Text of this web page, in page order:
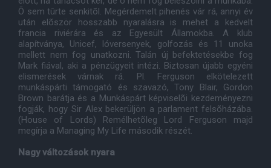
Õ sem tûrte senkitõl. Megérdemelt pihenés vár rá, annyi év
után elõször hosszabb nyaralásra is mehet a kedvelt
francia riviérára és az Egyesült Államokba. A klub
alapítványa, Unicef, lóversenyek, golfozás és 11 unoka
mellett nem fog unatkozni. Talán új befektetésekbe fog
Mark fiával, aki a pénzügyeit intézi. Biztosan újabb egyéni
elismerések várnak rá. Pl. Ferguson elkötelezett
munkáspárti támogató és szavazó, Tony Blair, Gordon
Brown barátja és a Munkáspárt képviselõi kezdeményezni
fogják, hogy Sir Alex bekerüljön a parlament felsõházába.
(House of Lords) Remélhetõleg Lord Ferguson majd
megírja a Managing My Life második részét.
Nagy változások nyara